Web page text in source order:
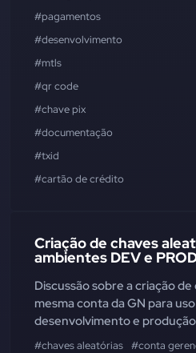
#pagamentos
#desenvolvimento
#mtls
#qr code
#chave pix
#documentação
#txid
#cartão de crédito
Criação de chaves
ambientes DEV e
Discussão sobre a criação
mesma conta da GN para
desenvolvimento e produção
#chaves aleatórias #conta